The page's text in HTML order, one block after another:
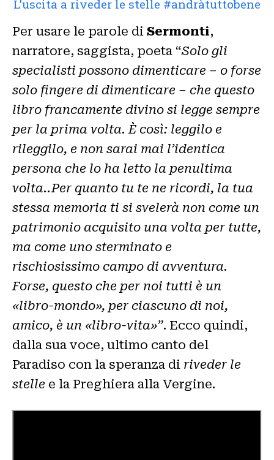
L’uscita a riveder le stelle #andràtuttobene
Per usare le parole di Sermonti,
narratore, saggista, poeta “Solo gli
specialisti possono dimenticare – o forse
solo fingere di dimenticare – che questo
libro francamente divino si legge sempre
per la prima volta. È così: leggilo e
rileggilo, e non sarai mai l’identica
persona che lo ha letto la penultima
volta..Per quanto tu te ne ricordi, la tua
stessa memoria ti si svelerà non come un
patrimonio acquisito una volta per tutte,
ma come uno sterminato e
rischiosissimo campo di avventura.
Forse, questo che per noi tutti è un
«libro-mondo», per ciascuno di noi,
amico, è un «libro-vita»”. Ecco quindi,
dalla sua voce, ultimo canto del
Paradiso con la speranza di riveder le
stelle e la Preghiera alla Vergine.